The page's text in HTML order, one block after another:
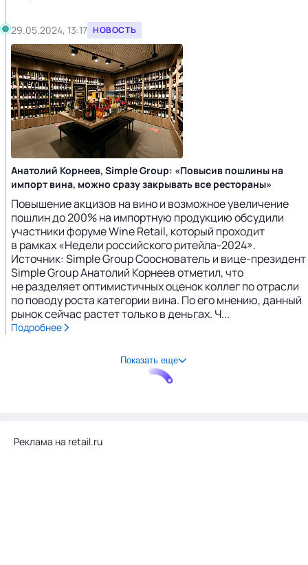
29.05.2024, 13:17 НОВОСТЬ
Анатолий Корнеев, Simple Group: «Повысив пошлины на
импорт вина, можно сразу закрывать все рестораны»
Повышение акцизов на вино и возможное увеличение
пошлин до 200% на импортную продукцию обсудили
участники форуме Wine Retail, который проходит
в рамках «Недели российского ритейла-2024».
Источник: Simple Group Сооснователь и вице-президент
Simple Group Анатолий Корнеев отметил, что
не разделяет оптимистичных оценок коллег по отрасли
по поводу роста категории вина. По его мнению, данный
рынок сейчас растет только в деньгах. Ч...
Подробнее
Показать еще
Реклама на retail.ru